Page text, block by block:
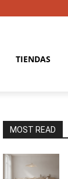
TIENDAS
MOST READ